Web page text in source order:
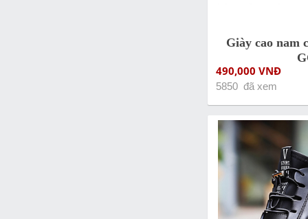
Giày cao nam
490,000 VNĐ
5850 đã xem